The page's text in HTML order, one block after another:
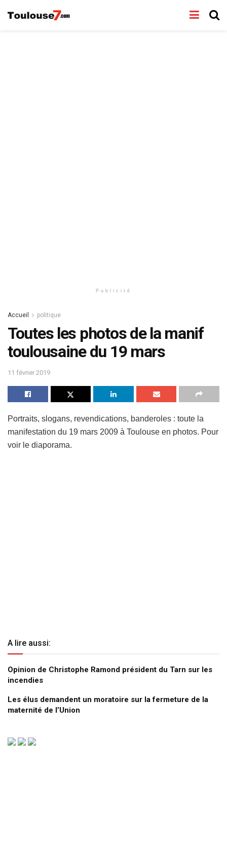
Publicité
Accueil politique
Toutes les photos de la manif
toulousaine du 19 mars
11 février 2019
Portraits, slogans, revendications, banderoles : toute la
manifestation du 19 mars 2009 à Toulouse en photos. Pour
voir le diaporama.
A lire aussi:
Opinion de Christophe Ramond président du Tarn sur les
incendies
Les élus demandent un moratoire sur la fermeture de la
maternité de l’Union